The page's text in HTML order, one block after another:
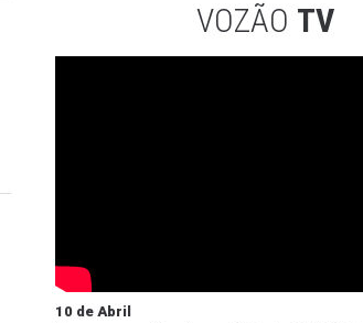
VOZÃO TV
10 de Abril